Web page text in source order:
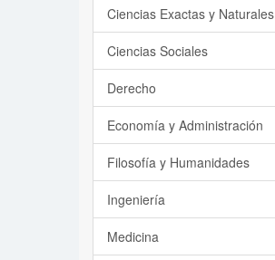
Ciencias Exactas y Naturales
Ciencias Sociales
Derecho
Economía y Administración
Filosofía y Humanidades
Ingeniería
Medicina